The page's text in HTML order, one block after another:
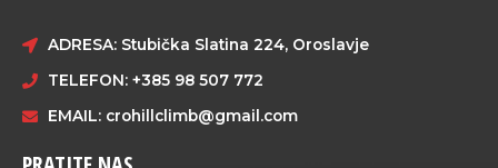
ADRESA: Stubička Slatina 224, Oroslavje
TELEFON: +385 98 507 772
EMAIL: crohillclimb@gmail.com